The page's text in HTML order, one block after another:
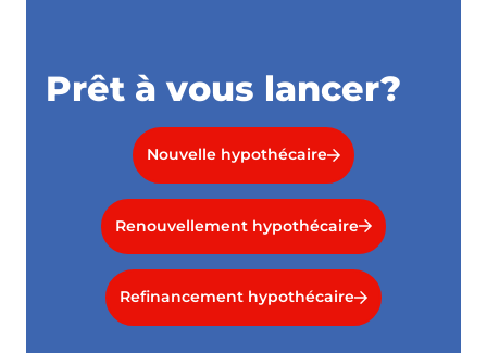
Prêt à vous lancer?
Nouvelle hypothécaire
Renouvellement hypothécaire
Refinancement hypothécaire